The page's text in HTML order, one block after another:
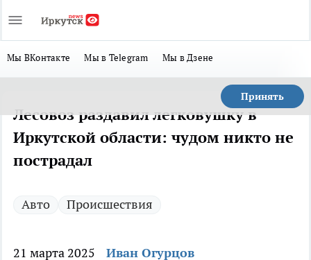
Мы ВКонтакте Мы в Telegram Мы в Дзене
Принять
Лесовоз раздавил легковушку в
Иркутской области: чудом никто не
пострадал
Авто Происшествия
21 марта 2025 Иван Огурцов